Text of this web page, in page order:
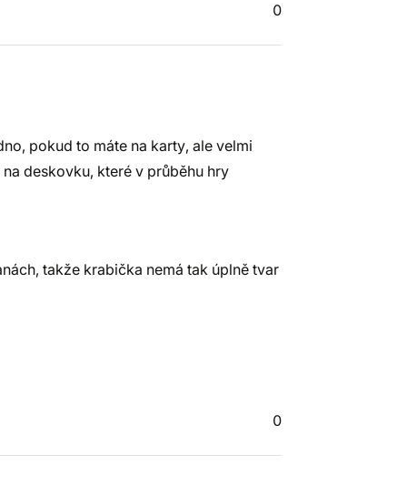
0
pokud to máte na karty, ale velmi
deskovku, které v průběhu hry
takže krabička nemá tak úplně tvar
0